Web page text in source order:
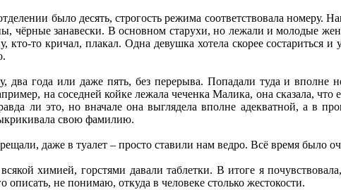
было десять, строгость режима соответствовала номеру.
чёрные занавески. В основном старухи, но лежали и молодые
кто-то кричал, плакал. Одна девушка хотела скорее состариться
два года или даже пять, без перерыва. Попадали туда и
на соседней койке лежала чеченка Малика, она сказала, что
ли это, но вначале она выглядела вполне адекватной, а в
свою фамилию.
даже в туалет – просто ставили нам ведро. Всё время было
химией, горстями давали таблетки. В итоге я
описать, не понимаю, откуда в человеке столько жестокости.